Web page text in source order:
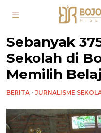
Sebanyak
Sekolah di
Memilih
BERITA · JURNALISME